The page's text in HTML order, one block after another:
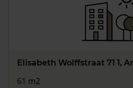
Elisabeth Wolffstraat 71 1,
61 m2